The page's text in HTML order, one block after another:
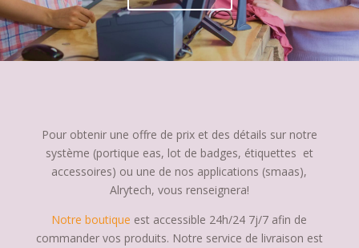
Pour obtenir une offre de prix et des détails sur notre
système (portique eas, lot de badges, étiquettes et
accessoires) ou une de nos applications (smaas),
Alrytech, vous renseignera!
Notre boutique est accessible 24h/24 7j/7 afin de
commander vos produits. Notre service de livraison est